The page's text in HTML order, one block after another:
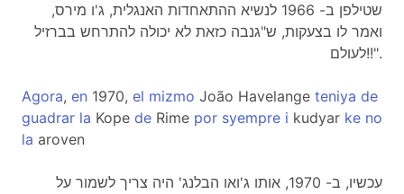
שטילפן ב- 1966 לנשיא ההתאחדות האנגלית, ג'ו מירס,
ואמר לו בצעקות, ש"גנבה כזאת לא יכולה להתרחש בברזיל
לעולם!!".
Agora, en 1970, el mizmo João Havelange teniya de
guadrar la Kope de Rime por syempre i kudyar ke no
la aroven
עכשיו, ב- 1970, אותו ג'ואו הבלנג' היה צריך לשמור על